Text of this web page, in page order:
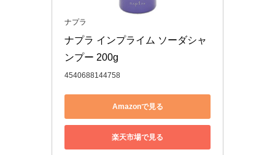
ナプラ
ナプラ インプライム ソーダシャ
ンプー 200g
4540688144758
Amazonで見る
楽天市場で見る